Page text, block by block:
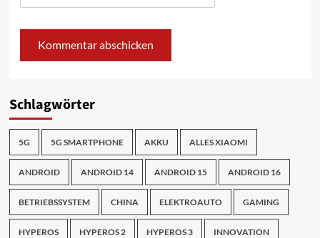
Schlagwörter
5G 5G SMARTPHONE AKKU ALLES XIAOMI
ANDROID ANDROID 14 ANDROID 15 ANDROID 16
BETRIEBSSYSTEM CHINA ELEKTROAUTO GAMING
HYPEROS HYPEROS 2 HYPEROS 3 INNOVATION